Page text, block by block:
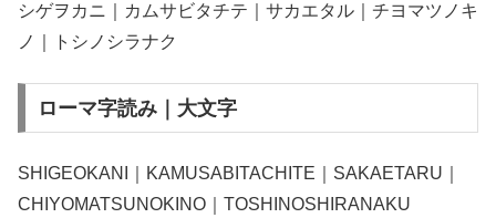
シゲヲカニ｜カムサビタチテ｜サカエタル｜チヨマツノキ
ノ｜トシノシラナク
ローマ字読み｜大文字
SHIGEOKANI｜KAMUSABITACHITE｜SAKAETARU｜
CHIYOMATSUNOKINO｜TOSHINOSHIRANAKU